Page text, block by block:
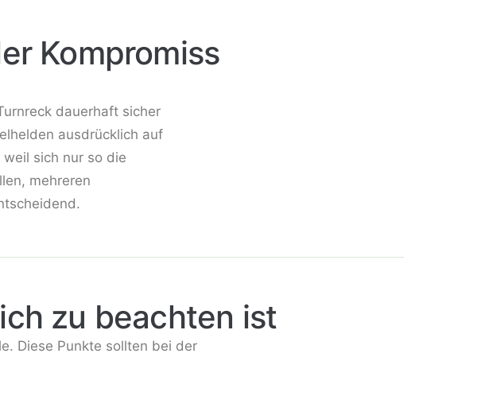
Kompromiss
dauerhaft sicher
ausdrücklich auf
sich nur so die
mehreren
zu beachten ist
Diese Punkte sollten bei der